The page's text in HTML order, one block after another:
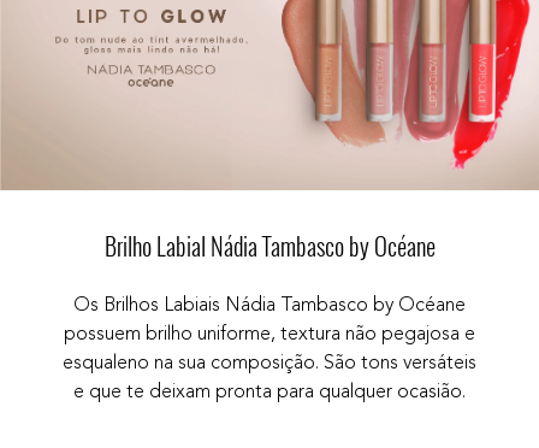
Brilho Labial Nádia Tambasco by Océane
Os Brilhos Labiais Nádia Tambasco by Océane
possuem brilho uniforme, textura não pegajosa e
esqualeno na sua composição. São tons versáteis
e que te deixam pronta para qualquer ocasião.
base
mini
bronzer